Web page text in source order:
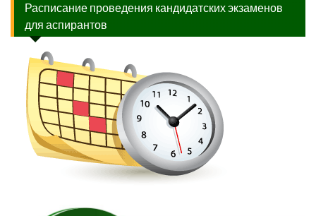
Расписание проведения кандидатских экзаменов
для аспирантов